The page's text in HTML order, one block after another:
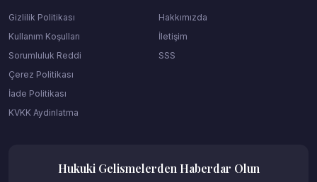
Gizlilik Politikası
Kullanım Koşulları
Sorumluluk Reddi
Çerez Politikası
İade Politikası
KVKK Aydinlatma
Hakkımızda
İletişim
SSS
Hukuki Gelismelerden Haberdar Olun